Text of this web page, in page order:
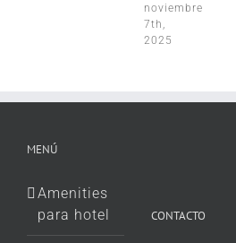
noviembre
7th,
2025
MENÚ
Amenities
para hotel
CONTACTO